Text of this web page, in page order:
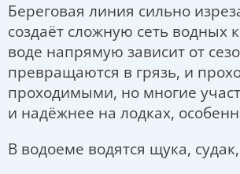
Береговая линия сильно
создаёт сложную сеть водных
воде напрямую зависит от
превращаются в грязь, и
проходимыми, но многие
и надёжнее на лодках,
В водоеме водятся щука,